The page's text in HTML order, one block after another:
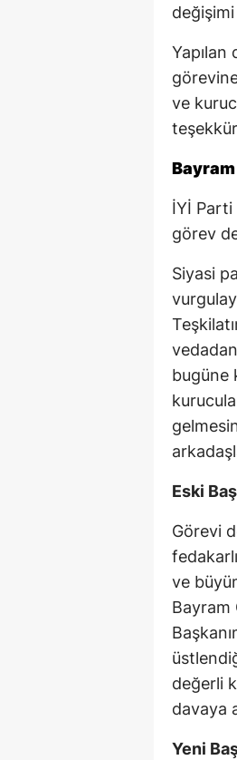
ve
Bayram
İYİ Parti
görev
Siyasi
bugüne
Eski
Görevi
ve
Bayram
değerli
davaya
Yeni